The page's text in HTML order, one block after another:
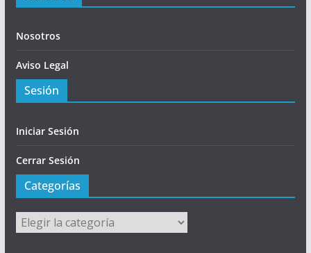
Nosotros
Aviso Legal
Sesión
Iniciar Sesión
Cerrar Sesión
Categorías
Categorías